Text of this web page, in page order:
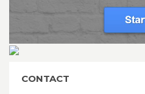
CONTACT